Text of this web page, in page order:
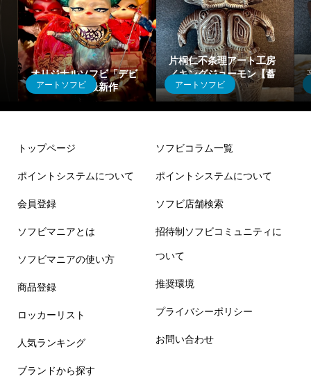
アートソフビ
オリジナルソフビ「デビ
ィ」シリーズ最新作
アートソフビ
片桐仁不条理アート工房
／キングジョーモン【蓄
光マーブル】
トップページ
ポイントシステムについて
会員登録
ソフビマニアとは
ソフビマニアの使い方
商品登録
ロッカーリスト
人気ランキング
ブランドから探す
ソフビコラム一覧
ポイントシステムについて
ソフビ店舗検索
招待制ソフビコミュニティに
ついて
推奨環境
プライバシーポリシー
お問い合わせ